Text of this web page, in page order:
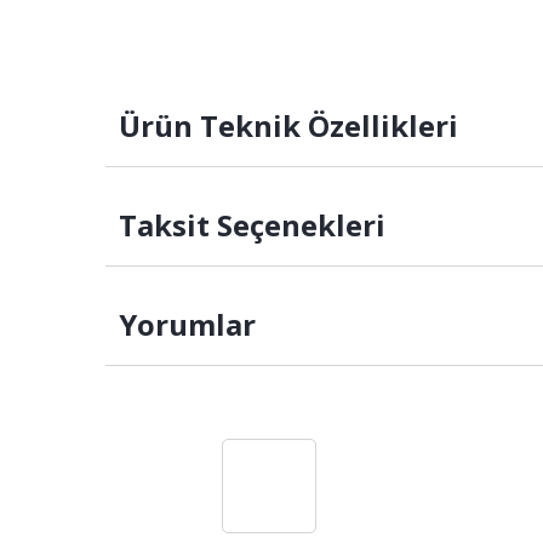
Ürün Teknik Özellikleri
Taksit Seçenekleri
Yorumlar